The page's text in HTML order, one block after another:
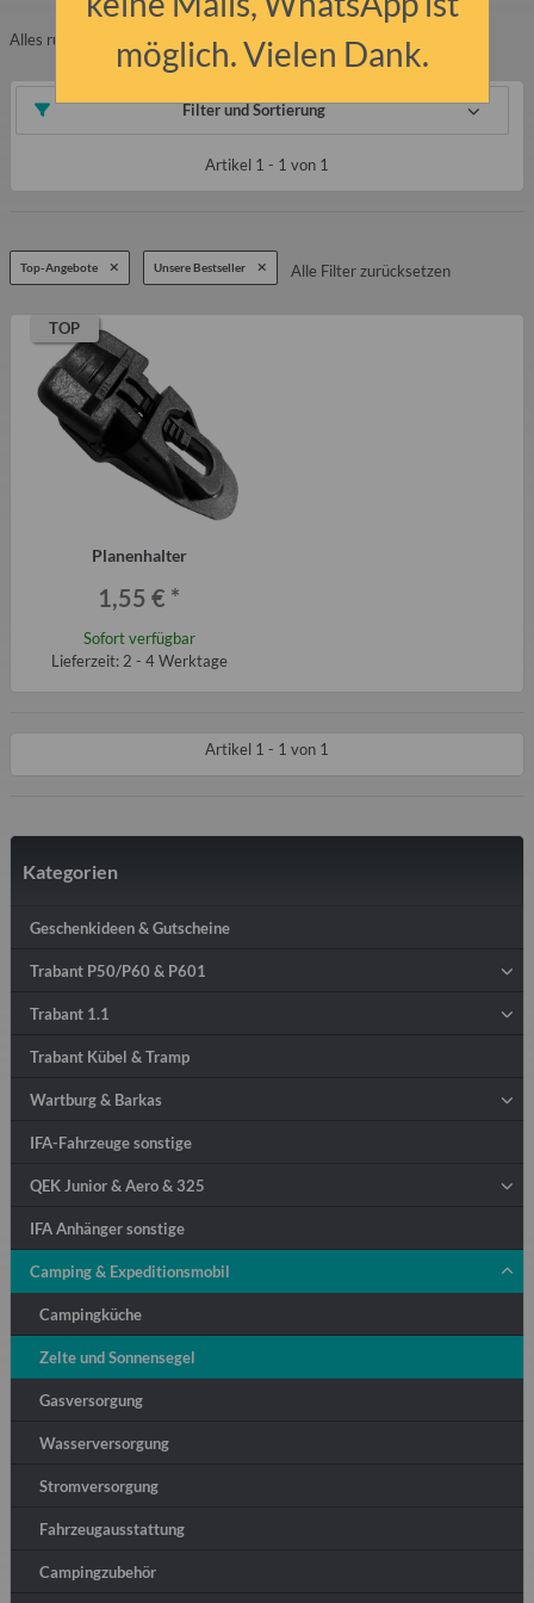
Alles rund um dein Zelt. Vom Zelt bis zum Hering.
Filter und Sortierung
Artikel 1 - 1 von 1
Top-Angebote Unsere Bestseller Alle Filter zurücksetzen
TOP
Planenhalter
1,55 € *
Sofort verfügbar
Lieferzeit: 2 - 4 Werktage
Artikel 1 - 1 von 1
Kategorien
Geschenkideen & Gutscheine
Trabant P50/P60 & P601
Trabant 1.1
Trabant Kübel & Tramp
Wartburg & Barkas
IFA-Fahrzeuge sonstige
QEK Junior & Aero & 325
IFA Anhänger sonstige
Camping & Expeditionsmobil
Campingküche
Zelte und Sonnensegel
Gasversorgung
Wasserversorgung
Stromversorgung
Fahrzeugausstattung
Campingzubehör
möglich. Vielen Dank.